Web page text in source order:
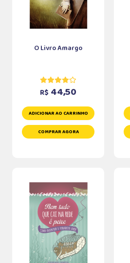
O Livro Amargo
R$ 44,50
ADICIONAR AO CARRINHO
COMPRAR AGORA